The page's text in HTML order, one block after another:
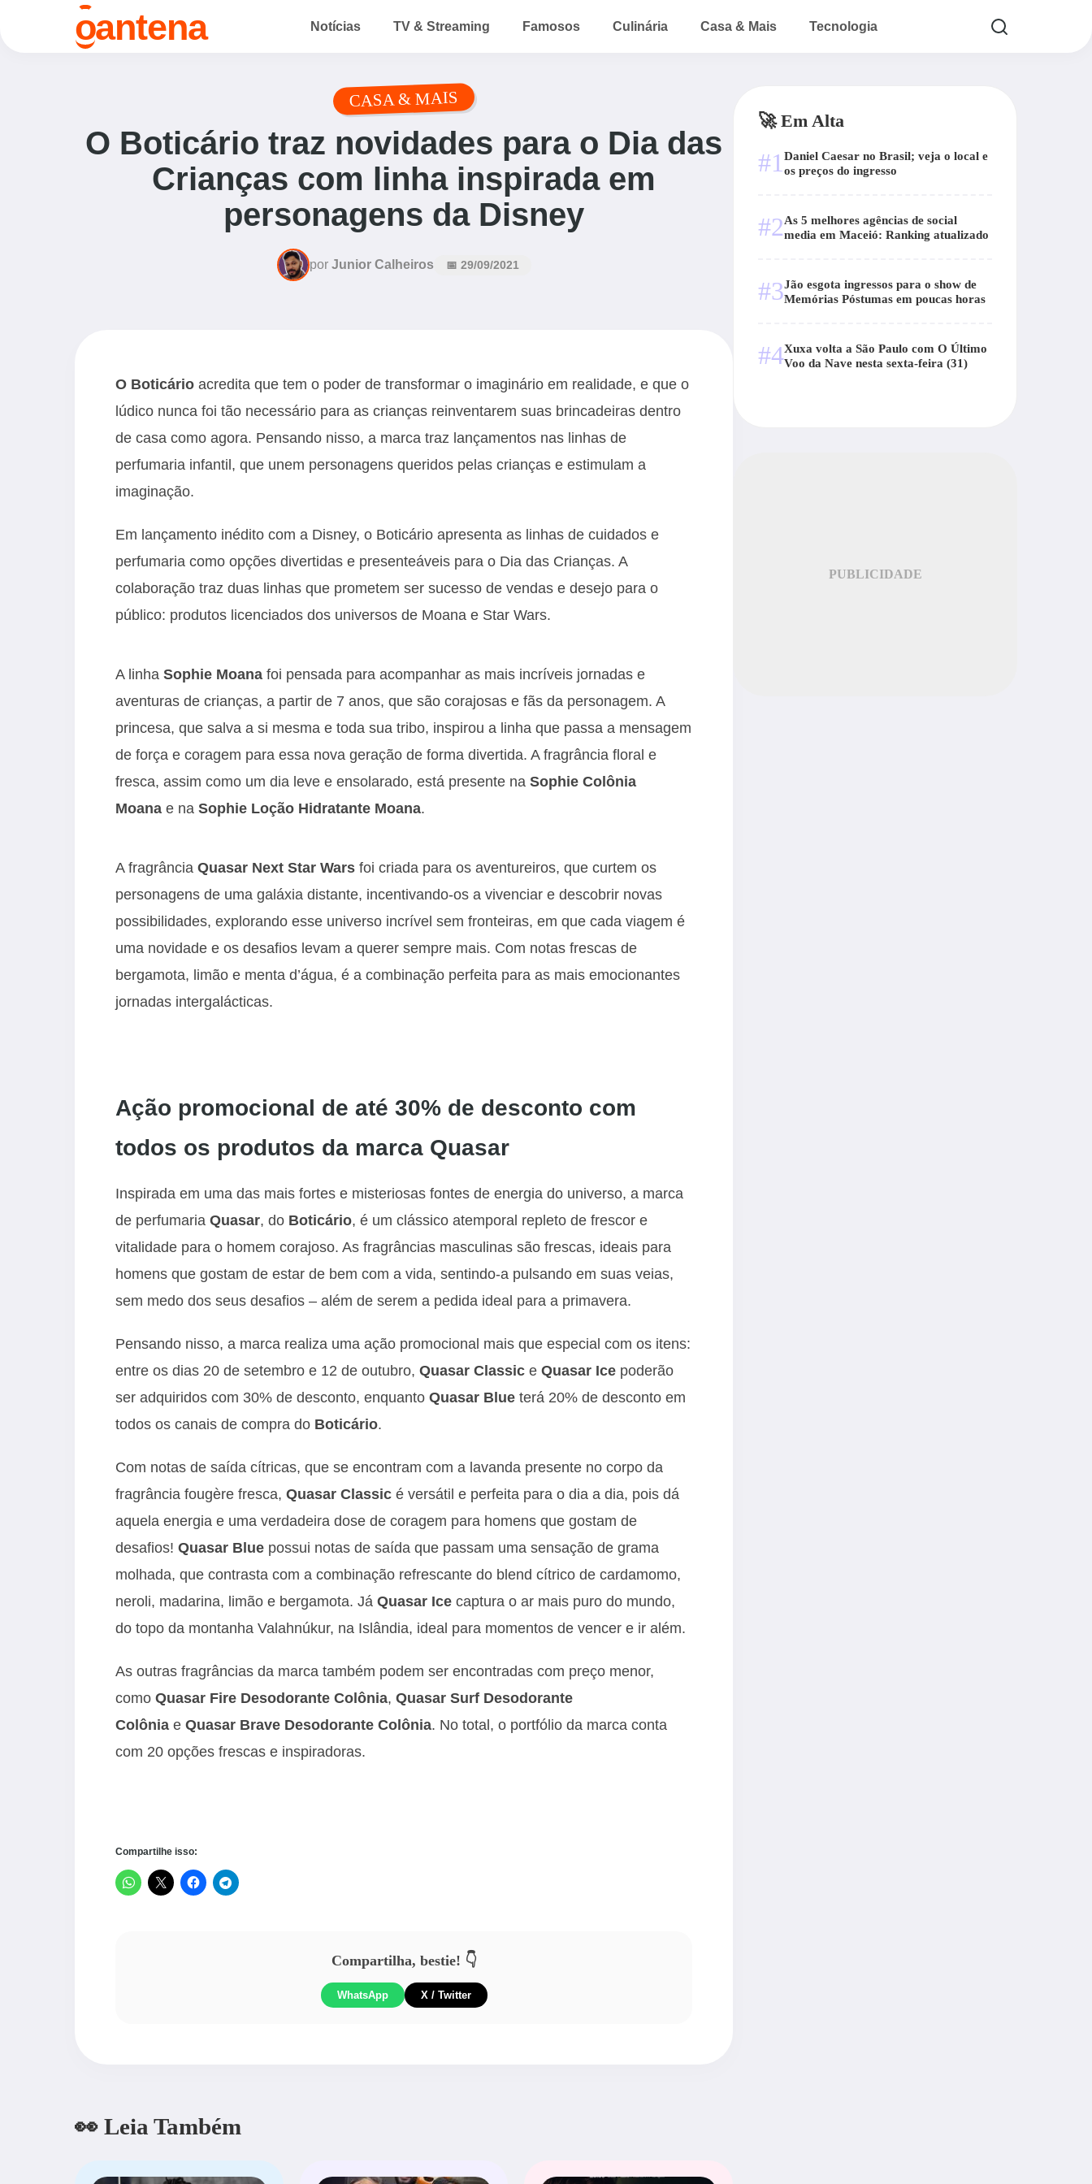
oantena Notícias TV & Streaming Famosos Culinária Casa & Mais Tecnologia
CASA & MAIS
O Boticário traz novidades para o Dia das
Crianças com linha inspirada em
personagens da Disney
por Junior Calheiros 📅 29/09/2021
O Boticário acredita que tem o poder de transformar o imaginário em realidade, e que o
lúdico nunca foi tão necessário para as crianças reinventarem suas brincadeiras dentro
de casa como agora. Pensando nisso, a marca traz lançamentos nas linhas de
perfumaria infantil, que unem personagens queridos pelas crianças e estimulam a
imaginação.
Em lançamento inédito com a Disney, o Boticário apresenta as linhas de cuidados e
perfumaria como opções divertidas e presenteáveis para o Dia das Crianças. A
colaboração traz duas linhas que prometem ser sucesso de vendas e desejo para o
público: produtos licenciados dos universos de Moana e Star Wars.
A linha Sophie Moana foi pensada para acompanhar as mais incríveis jornadas e
aventuras de crianças, a partir de 7 anos, que são corajosas e fãs da personagem. A
princesa, que salva a si mesma e toda sua tribo, inspirou a linha que passa a mensagem
de força e coragem para essa nova geração de forma divertida. A fragrância floral e
fresca, assim como um dia leve e ensolarado, está presente na Sophie Colônia
Moana e na Sophie Loção Hidratante Moana.
A fragrância Quasar Next Star Wars foi criada para os aventureiros, que curtem os
personagens de uma galáxia distante, incentivando-os a vivenciar e descobrir novas
possibilidades, explorando esse universo incrível sem fronteiras, em que cada viagem é
uma novidade e os desafios levam a querer sempre mais. Com notas frescas de
bergamota, limão e menta d’água, é a combinação perfeita para as mais emocionantes
jornadas intergalácticas.
Ação promocional de até 30% de desconto com
todos os produtos da marca Quasar
Inspirada em uma das mais fortes e misteriosas fontes de energia do universo, a marca
de perfumaria Quasar, do Boticário, é um clássico atemporal repleto de frescor e
vitalidade para o homem corajoso. As fragrâncias masculinas são frescas, ideais para
homens que gostam de estar de bem com a vida, sentindo-a pulsando em suas veias,
sem medo dos seus desafios – além de serem a pedida ideal para a primavera.
Pensando nisso, a marca realiza uma ação promocional mais que especial com os itens:
entre os dias 20 de setembro e 12 de outubro, Quasar Classic e Quasar Ice poderão
ser adquiridos com 30% de desconto, enquanto Quasar Blue terá 20% de desconto em
todos os canais de compra do Boticário.
Com notas de saída cítricas, que se encontram com a lavanda presente no corpo da
fragrância fougère fresca, Quasar Classic é versátil e perfeita para o dia a dia, pois dá
aquela energia e uma verdadeira dose de coragem para homens que gostam de
desafios! Quasar Blue possui notas de saída que passam uma sensação de grama
molhada, que contrasta com a combinação refrescante do blend cítrico de cardamomo,
neroli, madarina, limão e bergamota. Já Quasar Ice captura o ar mais puro do mundo,
do topo da montanha Valahnúkur, na Islândia, ideal para momentos de vencer e ir além.
As outras fragrâncias da marca também podem ser encontradas com preço menor,
como Quasar Fire Desodorante Colônia, Quasar Surf Desodorante
Colônia e Quasar Brave Desodorante Colônia. No total, o portfólio da marca conta
com 20 opções frescas e inspiradoras.
Compartilhe isso:
Compartilha, bestie! 👇
WhatsApp X / Twitter
👀 Leia Também
🚀 Em Alta
#1 Daniel Caesar no Brasil; veja o local e
os preços do ingresso
#2As 5 melhores agências de social
media em Maceió: Ranking atualizado
#3Jão esgota ingressos para o show de
Memórias Póstumas em poucas horas
#4Xuxa volta a São Paulo com O Último
Voo da Nave nesta sexta-feira (31)
PUBLICIDADE